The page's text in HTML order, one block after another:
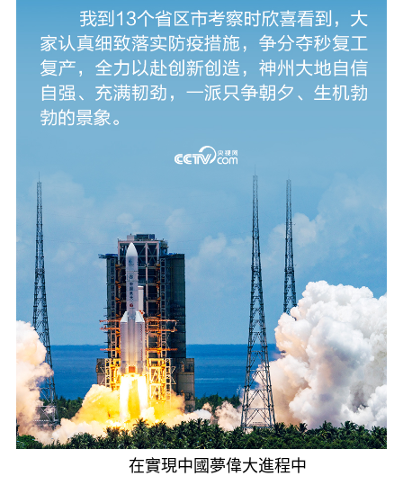
在實現中國夢偉大進程中